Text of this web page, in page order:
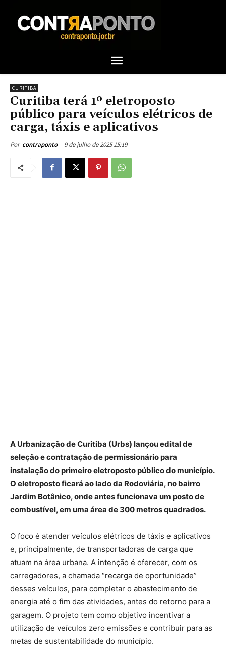
CURITIBA
Curitiba terá 1º eletroposto
público para veículos elétricos de
carga, táxis e aplicativos
Por contraponto 9 de julho de 2025 15:19
A Urbanização de Curitiba (Urbs) lançou edital de
seleção e contratação de permissionário para
instalação do primeiro eletroposto público do município.
O eletroposto ficará ao lado da Rodoviária, no bairro
Jardim Botânico, onde antes funcionava um posto de
combustível, em uma área de 300 metros quadrados.
O foco é atender veículos elétricos de táxis e aplicativos
e, principalmente, de transportadoras de carga que
atuam na área urbana. A intenção é oferecer, com os
carregadores, a chamada “recarga de oportunidade”
desses veículos, para completar o abastecimento de
energia até o fim das atividades, antes do retorno para a
garagem. O projeto tem como objetivo incentivar a
utilização de veículos zero emissões e contribuir para as
metas de sustentabilidade do município.